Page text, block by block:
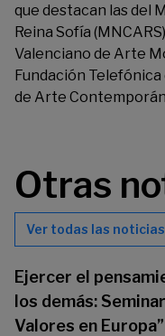
que destacan las del
Reina Sofía
Valenciano de Arte
Fundación
de Arte
Otras
Ver todas las noticias
Ejercer el
los demás:
Valores en Europa”